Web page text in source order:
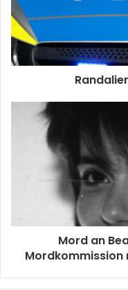
Mord an
Mordkommission